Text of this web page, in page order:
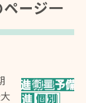
ージ一